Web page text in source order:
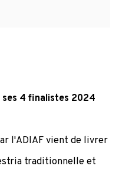
ses 4 finalistes 2024
l'ADIAF vient de livrer
traditionnelle et